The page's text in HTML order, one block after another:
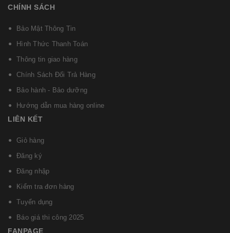
CHÍNH SÁCH
Bảo Mật Thông Tin
Hình Thức Thanh Toán
Thông tin giao hàng
Chính Sách Đổi Trả Hàng
Bảo hành - Bảo dưỡng
Hướng dẫn mua hàng online
LIÊN KẾT
Giỏ hàng
Đăng ký
Đăng nhập
Kiểm tra đơn hàng
Tuyển dụng
Báo giá thi công 2025
FANPAGE